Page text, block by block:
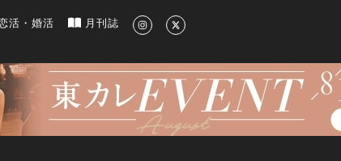
ルメ、洗練されたライフスタイル情報
活・婚活 月刊誌